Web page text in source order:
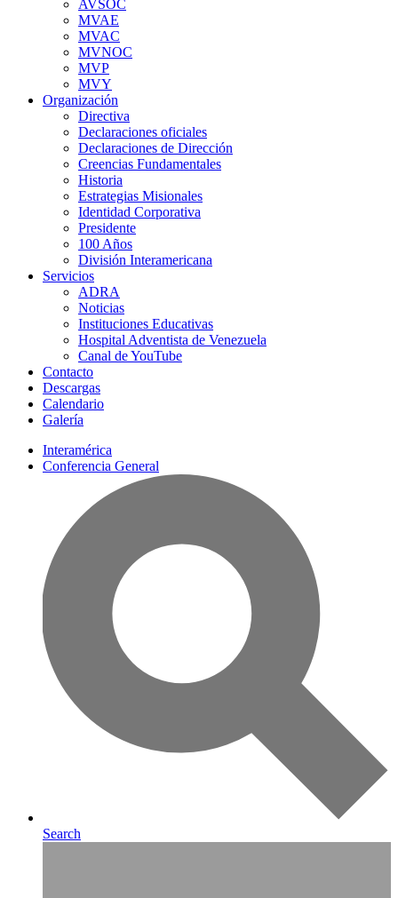
AVSOC
MVAE
MVAC
MVNOC
MVP
MVY
Organización
Directiva
Declaraciones oficiales
Declaraciones de Dirección
Creencias Fundamentales
Historia
Estrategias Misionales
Identidad Corporativa
Presidente
100 Años
División Interamericana
Servicios
ADRA
Noticias
Instituciones Educativas
Hospital Adventista de Venezuela
Canal de YouTube
Contacto
Descargas
Calendario
Galería
Interamérica
Conferencia General
Search